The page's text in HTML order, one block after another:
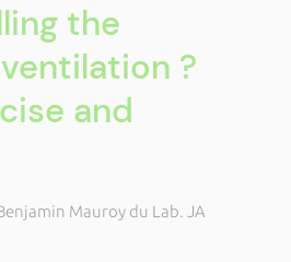
the
?
and
Mauroy du Lab. JA